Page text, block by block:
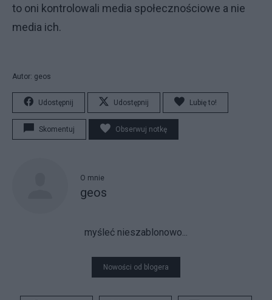
to oni kontrolowali media społecznościowe a nie
media ich.
Autor: geos
Udostępnij Udostępnij Lubię to!
Skomentuj Obserwuj notkę
O mnie
geos
myśleć nieszablonowo...
Nowości od blogera